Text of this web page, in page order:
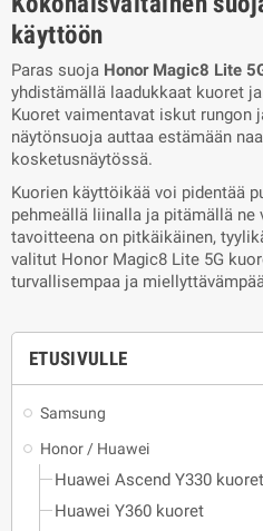
ETUSIVULLE
Samsung
Honor / Huawei
Huawei Ascend Y330 kuoret
Huawei Y360 kuoret
käyttöön
Paras suoja Honor Magic8 Lite
yhdistämällä laadukkaat kuoret ja
Kuoret vaimentavat iskut rungon
näytönsuoja auttaa estämään
kosketusnäytössä.
Kuorien käyttöikää voi pidentää
pehmeällä liinalla ja pitämällä ne
tavoitteena on pitkäikäinen,
valitut Honor Magic8 Lite 5G
turvallisempaa ja